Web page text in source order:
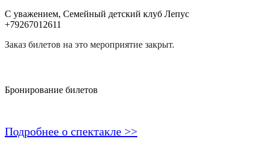
С уважением, Семейный детский клуб Лепус
+79267012611
Заказ билетов на это мероприятие закрыт.
Бронирование билетов
Подробнее о спектакле >>